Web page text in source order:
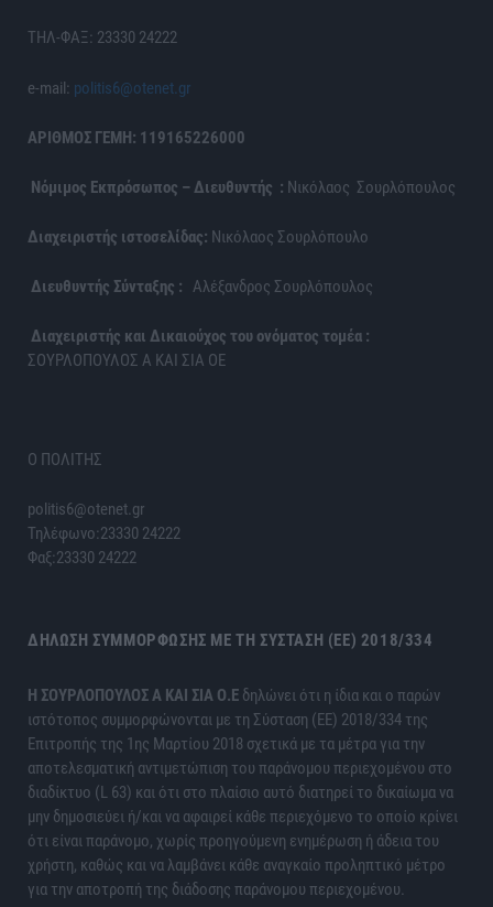
ΤΗΛ-ΦΑΞ: 23330 24222
e-mail: politis6@otenet.gr
ΑΡΙΘΜΟΣ ΓΕΜΗ: 119165226000
Νόμιμος Εκπρόσωπος – Διευθυντής : Νικόλαος Σουρλόπουλος
Διαχειριστής ιστοσελίδας: Νικόλαος Σουρλόπουλο
Διευθυντής Σύνταξης : Αλέξανδρος Σουρλόπουλος
Διαχειριστής και Δικαιούχος του ονόματος τομέα :
ΣΟΥΡΛΟΠΟΥΛΟΣ Α ΚΑΙ ΣΙΑ ΟΕ
Ο ΠΟΛΙΤΗΣ
politis6@otenet.gr
Τηλέφωνο:23330 24222
Φαξ:23330 24222
ΔΉΛΩΣΗ ΣΥΜΜΌΡΦΩΣΗΣ ΜΕ ΤΗ ΣΎΣΤΑΣΗ (ΕΕ) 2018/334
H ΣΟΥΡΛΟΠΟΥΛΟΣ Α ΚΑΙ ΣΙΑ Ο.Ε δηλώνει ότι η ίδια και ο παρών
ιστότοπος συμμορφώνονται με τη Σύσταση (ΕΕ) 2018/334 της
Επιτροπής της 1ης Μαρτίου 2018 σχετικά με τα μέτρα για την
αποτελεσματική αντιμετώπιση του παράνομου περιεχομένου στο
διαδίκτυο (L 63) και ότι στο πλαίσιο αυτό διατηρεί το δικαίωμα να
μην δημοσιεύει ή/και να αφαιρεί κάθε περιεχόμενο το οποίο κρίνει
ότι είναι παράνομο, χωρίς προηγούμενη ενημέρωση ή άδεια του
χρήστη, καθώς και να λαμβάνει κάθε αναγκαίο προληπτικό μέτρο
για την αποτροπή της διάδοσης παράνομου περιεχομένου.